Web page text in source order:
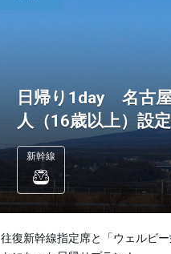
日帰り1day 名古
人（16歳以上）設
新幹線
往復新幹線指定席と「ウェルビ